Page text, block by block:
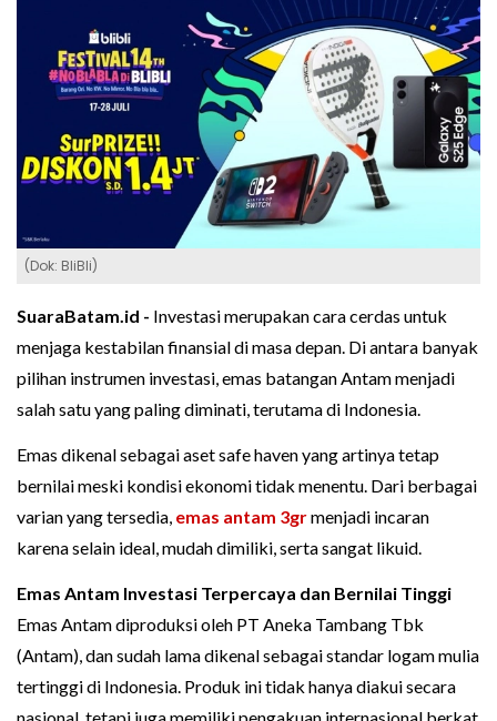
(Dok: BliBli)
SuaraBatam.id - Investasi merupakan cara cerdas untuk
menjaga kestabilan finansial di masa depan. Di antara banyak
pilihan instrumen investasi, emas batangan Antam menjadi
salah satu yang paling diminati, terutama di Indonesia.
Emas dikenal sebagai aset safe haven yang artinya tetap
bernilai meski kondisi ekonomi tidak menentu. Dari berbagai
varian yang tersedia, emas antam 3grmenjadi incaran
karena selain ideal, mudah dimiliki, serta sangat likuid.
Emas Antam Investasi Terpercaya dan Bernilai Tinggi
Emas Antam diproduksi oleh PT Aneka Tambang Tbk
(Antam), dan sudah lama dikenal sebagai standar logam mulia
tertinggi di Indonesia. Produk ini tidak hanya diakui secara